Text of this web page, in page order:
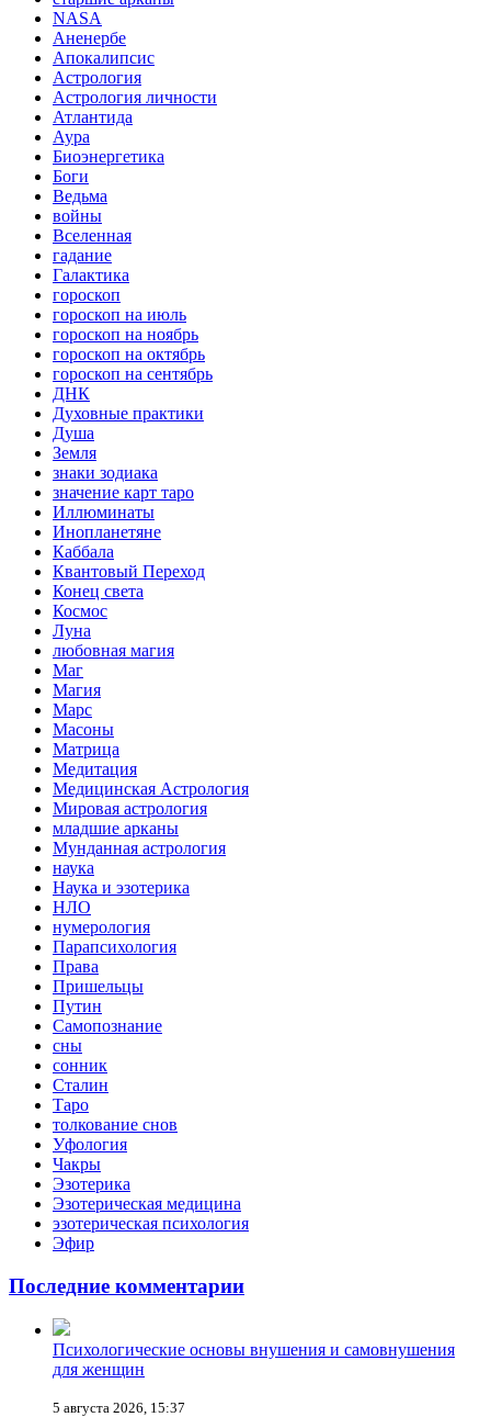
NASA
Аненербе
Апокалипсис
Астрология
Астрология личности
Атлантида
Аура
Биоэнергетика
Боги
Ведьма
войны
Вселенная
гадание
Галактика
гороскоп
гороскоп на июль
гороскоп на ноябрь
гороскоп на октябрь
гороскоп на сентябрь
ДНК
Духовные практики
Душа
Земля
знаки зодиака
значение карт таро
Иллюминаты
Инопланетяне
Каббала
Квантовый Переход
Конец света
Космос
Луна
любовная магия
Маг
Магия
Марс
Масоны
Матрица
Медитация
Медицинская Астрология
Мировая астрология
младшие арканы
Мунданная астрология
наука
Наука и эзотерика
НЛО
нумерология
Парапсихология
Права
Пришельцы
Путин
Самопознание
сны
сонник
Сталин
Таро
толкование снов
Уфология
Чакры
Эзотерика
Эзотерическая медицина
эзотерическая психология
Эфир
Последние комментарии
Психологические основы внушения и самовнушения
для женщин
5 августа 2026, 15:37